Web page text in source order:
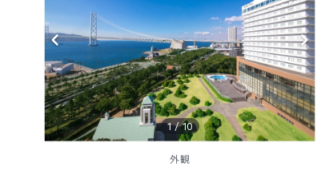
1 /10
外観